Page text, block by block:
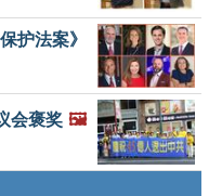
护法案》
会褒奖 🖼️